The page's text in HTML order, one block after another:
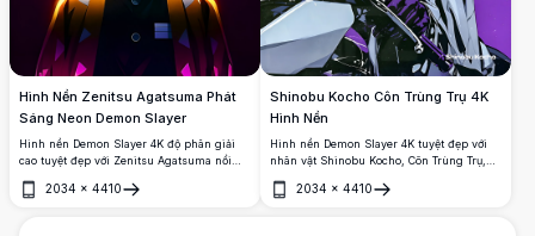
Hình Nền Zenitsu Agatsuma Phát
Sáng Neon Demon Slayer
Hình nền Demon Slayer 4K độ phân giải
cao tuyệt đẹp với Zenitsu Agatsuma nổi
bật cùng hiệu ứng phát sáng neon màu
cam ấn tượng, biểu cảm mạnh mẽ và nền
2034 × 4410
Mở
Shinobu Kocho Côn Trùng Trụ 4K
Hình Nền
Hình nền Demon Slayer 4K tuyệt đẹp với
nhân vật Shinobu Kocho, Côn Trùng Trụ,
trong phong cách cyberpunk màu tím đầy
ấn tượng. Cô tạo dáng trên xe máy với phụ
2034 × 4410
Mở